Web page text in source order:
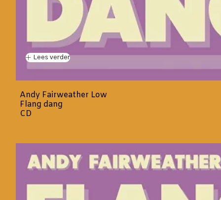
Lees verder
Andy Fairweather Low
Flang dang
CD